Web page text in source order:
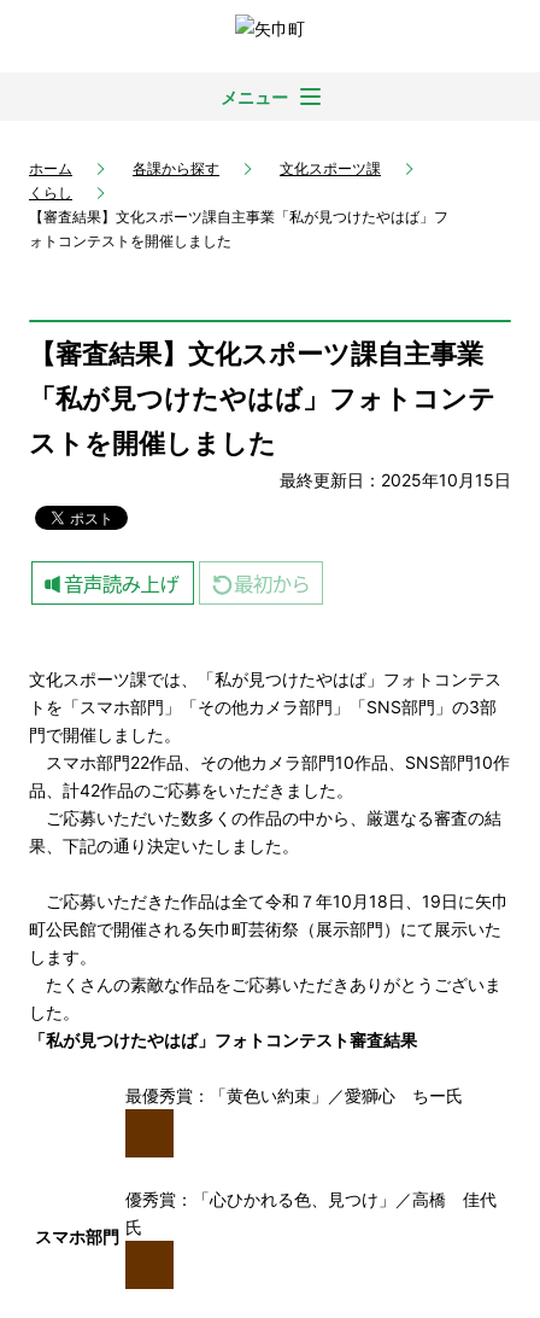
メニュー
ホーム 各課から探す
文化スポーツ課
くらし
【審査結果】文化スポーツ課自主事業「私が見つけたやはば」フ
ォトコンテストを開催しました
【審査結果】文化スポーツ課自主事業
「私が見つけたやはば」フォトコンテ
ストを開催しました
最終更新日：2025年10月15日
文化スポーツ課では、「私が見つけたやはば」フォトコンテス
トを「スマホ部門」「その他カメラ部門」「SNS部門」の3部
門で開催しました。
スマホ部門22作品、その他カメラ部門10作品、SNS部門10作
品、計42作品のご応募をいただきました。
ご応募いただいた数多くの作品の中から、厳選なる審査の結
果、下記の通り決定いたしました。
ご応募いただきた作品は全て令和７年10月18日、19日に矢巾
町公民館で開催される矢巾町芸術祭（展示部門）にて展示いた
します。
たくさんの素敵な作品をご応募いただきありがとうございま
した。
「私が見つけたやはば」フォトコンテスト審査結果
スマホ部門
最優秀賞：「黄色い約束」／愛獅心 ちー氏
優秀賞：「心ひかれる色、見つけ」／高橋 佳代
氏